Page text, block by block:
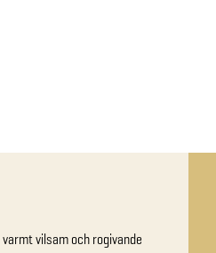
vilsam och rogivande